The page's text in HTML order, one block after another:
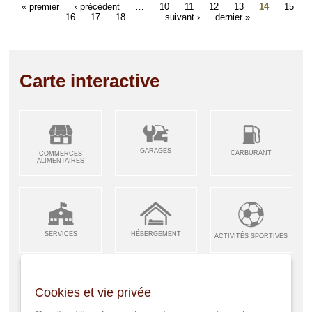
« premier ‹ précédent 10 11 12 13 14
15
16
17 18 suivant › dernier »
Carte interactive
COMMERCES
ALIMENTAIRES
GARAGES CARBURANT
SERVICES HÉBERGEMENT ACTIVITÉS SPORTIVES
ARTISANS & RESTAURANTS CAFÉS
Cookies et vie privée